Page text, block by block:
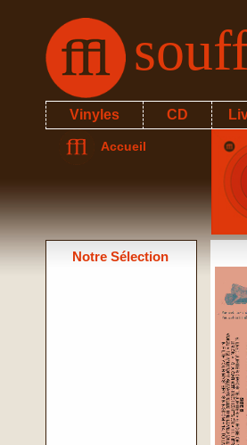
Vinyles CD
Accueil
Notre Sélection